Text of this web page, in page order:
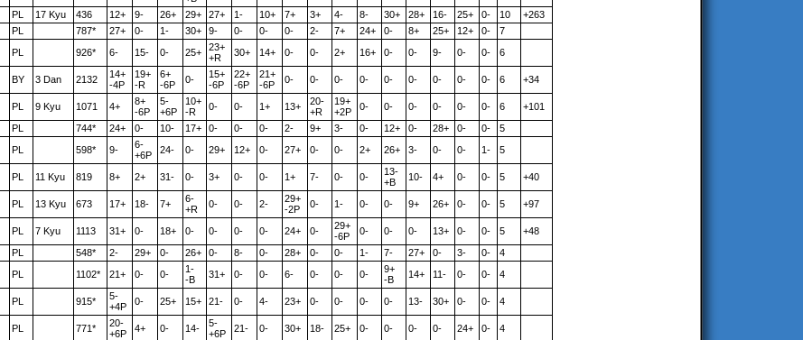
PL 17 Kyu 436 12+ 9- 26+ 29+ 27+ 1- 10+ 7+ 3+ 4- 8- 30+ 28+ 16- 25+ 0- 10
+263
PL 787* 27+ 0- 1- 30+ 9- 0- 0- 0- 2- 7+ 24+ 0- 8+ 25+ 12+ 0-
7
PL 926* 6- 15- 0- 25+
23+
+R
30+ 14+ 0- 0- 2+ 16+ 0- 0- 9- 0- 0- 6
BY 3 Dan 2132
14+
-4P
19+
-R
6+
-6P
0-
15+
-6P
22+
-6P
21+
-6P
0- 0- 0- 0- 0- 0- 0- 0- 0- 6 +34
PL 9 Kyu 1071 4+
8+
-6P
5-
+6P
10+
-R
0- 0- 1+ 13+
20-
+R
19+
+2P
0- 0- 0- 0- 0- 0- 6
+101
PL 744* 24+ 0- 10- 17+ 0- 0- 0- 2- 9+ 3- 0- 12+ 0- 28+ 0- 0-
5
PL 598* 9-
6-
+6P
24- 0- 29+ 12+ 0- 27+ 0- 0- 2+ 26+ 3- 0- 0- 1- 5
PL 11 Kyu 819 8+ 2+ 31- 0- 3+ 0- 0- 1+ 7- 0- 0-
13-
+B
10- 4+ 0- 0- 5 +40
PL 13 Kyu 673 17+ 18- 7+
6-
+R
0- 0- 2-
29+
-2P
0- 1- 0- 0- 9+ 26+ 0- 0- 5 +97
PL 7 Kyu 1113 31+ 0- 18+ 0- 0- 0- 0- 24+ 0-
29+
-6P
0- 0- 0- 13+ 0- 0- 5
+48
PL 548* 2- 29+ 0- 26+ 0- 8- 0- 28+ 0- 0- 1- 7- 27+ 0- 3- 0-
4
PL 1102* 21+ 0- 0-
1-
-B
31+ 0- 0- 6- 0- 0- 0-
9+
-B
14+ 11- 0- 0- 4
PL 915*
5-
+4P
0- 25+ 15+ 21- 0- 4- 23+ 0- 0- 0- 0- 13- 30+ 0- 0- 4
PL 771*
20-
+6P
4+ 0- 14-
5-
+6P
21- 0- 30+ 18- 25+ 0- 0- 0- 0- 24+ 0- 4